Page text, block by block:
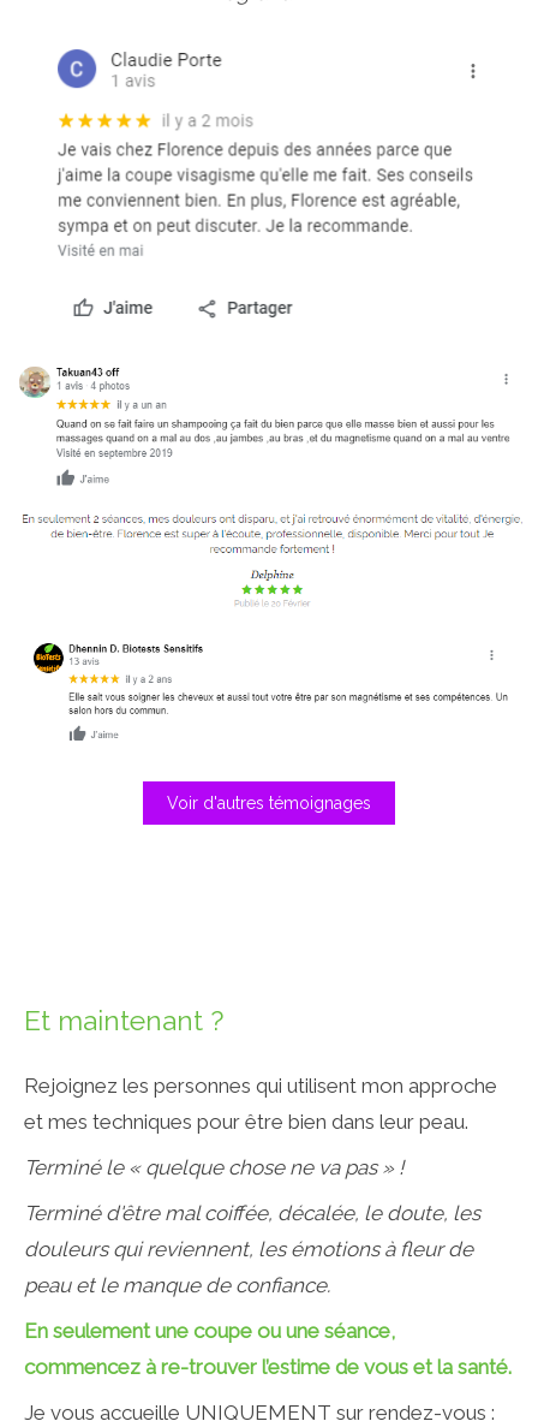
Voir d'autres témoignages
Et maintenant ?
Rejoignez les personnes qui utilisent mon approche
et mes techniques pour être bien dans leur peau.
Terminé le « quelque chose ne va pas » !
Terminé d'être mal coiffée, décalée, le doute, les
douleurs qui reviennent, les émotions à fleur de
peau et le manque de confiance.
En seulement une coupe ou une séance,
commencez à re-trouver l’estime de vous et la santé.
Je vous accueille UNIQUEMENT sur rendez-vous :